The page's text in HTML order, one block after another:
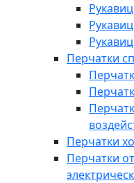
Перчатки
Перчатки
Перчатки